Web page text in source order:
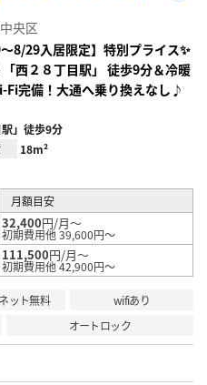
録
央区
〜8/29入居限定】特別プライス✨
西２８丁目駅」 徒歩9分＆冷暖
Fi完備！大通へ乗り換えなし♪
」徒歩9分
18m²
月額目安
32,400円/月～
初期費用他 39,600円～
111,500円/月～
初期費用他 42,900円～
ット無料
wifiあり
オートロック